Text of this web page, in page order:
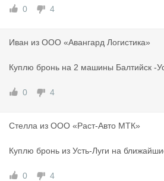
0 4
Иван из ООО «Авангард Логистика»
Куплю бронь на 2 машины Балтийск -
0 4
Стелла из ООО «Раст-Авто МТК»
Куплю бронь из Усть-Луги на
0 4